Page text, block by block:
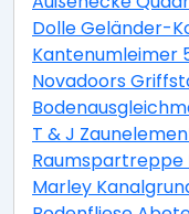
Dolle Geländer-
Kantenumleimer
Novadoors
T & J
Raumspartreppe
Marley